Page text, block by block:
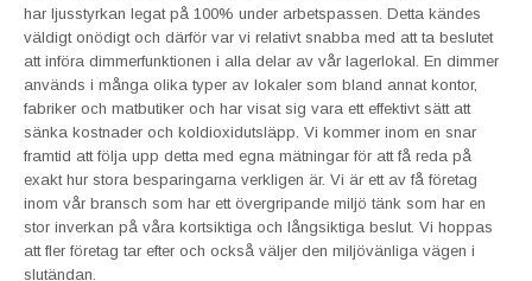
har ljusstyrkan legat på 100% under arbetspassen. Detta kändes
väldigt onödigt och därför var vi relativt snabba med att ta beslutet
att införa dimmerfunktionen i alla delar av vår lagerlokal. En dimmer
används i många olika typer av lokaler som bland annat kontor,
fabriker och matbutiker och har visat sig vara ett effektivt sätt att
sänka kostnader och koldioxidutsläpp. Vi kommer inom en snar
framtid att följa upp detta med egna mätningar för att få reda på
exakt hur stora besparingarna verkligen är. Vi är ett av få företag
inom vår bransch som har ett övergripande miljö tänk som har en
stor inverkan på våra kortsiktiga och långsiktiga beslut. Vi hoppas
att fler företag tar efter och också väljer den miljövänliga vägen i
slutändan.